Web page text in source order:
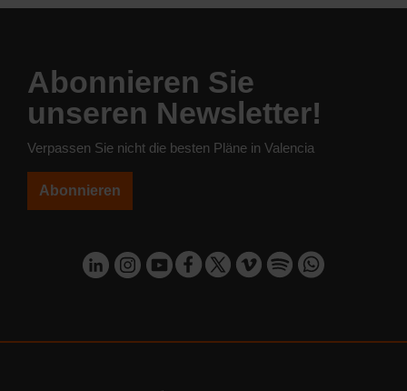
Abonnieren Sie
unseren Newsletter!
Verpassen Sie nicht die besten Pläne in Valencia
Abonnieren